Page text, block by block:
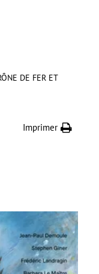
DE FER ET
Imprimer